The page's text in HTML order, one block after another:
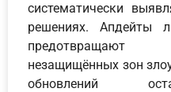
систематически
решениях. Апдейты
незащищённых зон
обновлений